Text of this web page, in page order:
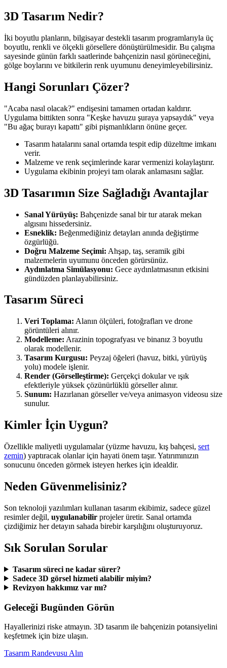
3D Tasarım Nedir?
İki boyutlu planların, bilgisayar destekli tasarım programlarıyla üç
boyutlu, renkli ve ölçekli görsellere dönüştürülmesidir. Bu çalışma
sayesinde günün farklı saatlerinde bahçenizin nasıl görüneceğini,
gölge boylarını ve bitkilerin renk uyumunu deneyimleyebilirsiniz.
Hangi Sorunları Çözer?
"Acaba nasıl olacak?" endişesini tamamen ortadan kaldırır.
Uygulama bittikten sonra "Keşke havuzu şuraya yapsaydık" veya
"Bu ağaç burayı kapattı" gibi pişmanlıkların önüne geçer.
Tasarım hatalarını sanal ortamda tespit edip düzeltme imkanı
verir.
Malzeme ve renk seçimlerinde karar vermenizi kolaylaştırır.
Uygulama ekibinin projeyi tam olarak anlamasını sağlar.
3D Tasarımın Size Sağladığı Avantajlar
Sanal Yürüyüş: Bahçenizde sanal bir tur atarak mekan
algısını hissedersiniz.
Esneklik: Beğenmediğiniz detayları anında değiştirme
özgürlüğü.
Doğru Malzeme Seçimi: Ahşap, taş, seramik gibi
malzemelerin uyumunu önceden görürsünüz.
Aydınlatma Simülasyonu: Gece aydınlatmasının etkisini
gündüzden planlayabilirsiniz.
Tasarım Süreci
Veri Toplama: Alanın ölçüleri, fotoğrafları ve drone
görüntüleri alınır.
Modelleme: Arazinin topografyası ve binanız 3 boyutlu
olarak modellenir.
Tasarım Kurgusu: Peyzaj öğeleri (havuz, bitki, yürüyüş
yolu) modele işlenir.
Render (Görselleştirme): Gerçekçi dokular ve ışık
efektleriyle yüksek çözünürlüklü görseller alınır.
Sunum: Hazırlanan görseller ve/veya animasyon videosu size
sunulur.
Kimler İçin Uygun?
Özellikle maliyetli uygulamalar (yüzme havuzu, kış bahçesi, sert
zemin) yaptıracak olanlar için hayati önem taşır. Yatırımınızın
sonucunu önceden görmek isteyen herkes için idealdir.
Neden Güvenmelisiniz?
Son teknoloji yazılımları kullanan tasarım ekibimiz, sadece güzel
resimler değil, uygulanabilir projeler üretir. Sanal ortamda
çizdiğimiz her detayın sahada birebir karşılığını oluşturuyoruz.
Sık Sorulan Sorular
Tasarım süreci ne kadar sürer?
Sadece 3D görsel hizmeti alabilir miyim?
Revizyon hakkımız var mı?
Geleceği Bugünden Görün
Hayallerinizi riske atmayın. 3D tasarım ile bahçenizin potansiyelini
keşfetmek için bize ulaşın.
Tasarım Randevusu Alın